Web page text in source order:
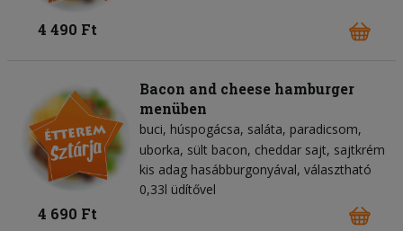
4 490 Ft
Bacon and cheese hamburger
menüben
buci húspogácsa saláta paradicsom
uborka sült bacon cheddar sajt sajtkrém
kis adag hasábburgonyával, választható
0,33l üdítővel
4 690 Ft